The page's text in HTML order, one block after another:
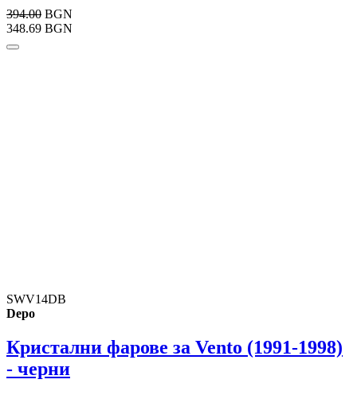
394.00 BGN
348.69 BGN
SWV14DB
Depo
Кристални фарове за Vento (1991-1998)
- черни